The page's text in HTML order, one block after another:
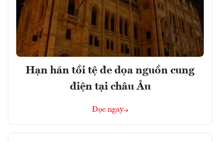
Hạn hán tồi tệ đe dọa nguồn cung
điện tại châu Âu
Đọc ngay